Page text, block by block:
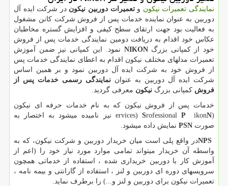
نمایندگی تعمیرات نیکون وتعمیرات دوربین نیکون در شرکت ایده آل
دوربین به عنوان نماینده خدمات پس از فروش شرکت کانن مشغول
به فعالیت بود جهت ارتقای سطح کیفی و افزایش گستره مخاطبان
عکاس خود اقدام به دریافت دومین نمایندگی خدمات پس از فروش
خود از کمپانی بزرگNIKON نمود. این کمپانی نیز ضمن آموزش
تعمیرات مدلهای مختلف نیکون اقدام به اعطای نمایندگی خدمات پس
از فروش خود به شرکت ایده آل دوربین نمود و بر همین اساس
شرکت ایده آل دوربین به عنوان نمایندگی رسمی خدمات پس از
فروش کمپانی بزرگ نیکون معرفی گردید.
خدمات پس از فروش نیکون که به نام خدمات حرفه ای نیکون
(
N
ikon
P
rofessional
S
ervices) نیز نامیده میشود به اختصار به
صورت N
PS نمایش داده میشود.
NPSدر واقع پلی است میان خریدار دوربین و شرکت نیکون، که به
واسطه آن خریدار میتواند تمامی موارد مورد نیاز خود را (اعم از
آموزش کار با دوربین خریداری شده ، استفاده از خدماتی همچون
سرویسهای دوره ای دوربین و لنز ، استفاده از گارانتی و بیمه نامه ،
تعمیرات نیکون برای دوربین و لنز و...) را برطرف نماید.